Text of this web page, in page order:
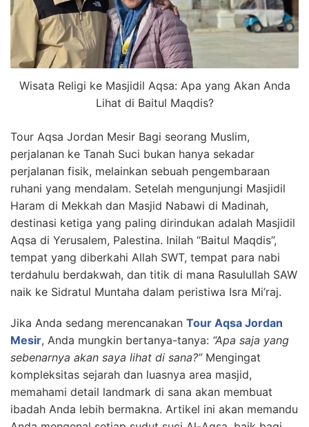
Wisata Religi ke Masjidil Aqsa: Apa yang Akan Anda
Lihat di Baitul Maqdis?
Tour Aqsa Jordan Mesir Bagi seorang Muslim,
perjalanan ke Tanah Suci bukan hanya sekadar
perjalanan fisik, melainkan sebuah pengembaraan
ruhani yang mendalam. Setelah mengunjungi Masjidil
Haram di Mekkah dan Masjid Nabawi di Madinah,
destinasi ketiga yang paling dirindukan adalah Masjidil
Aqsa di Yerusalem, Palestina. Inilah “Baitul Maqdis”,
tempat yang diberkahi Allah SWT, tempat para nabi
terdahulu berdakwah, dan titik di mana Rasulullah SAW
naik ke Sidratul Muntaha dalam peristiwa Isra Mi’raj.
Jika Anda sedang merencanakan Tour Aqsa Jordan
Mesir, Anda mungkin bertanya-tanya: “Apa saja yang
sebenarnya akan saya lihat di sana?”Mengingat
kompleksitas sejarah dan luasnya area masjid,
memahami detail landmark di sana akan membuat
ibadah Anda lebih bermakna. Artikel ini akan memandu